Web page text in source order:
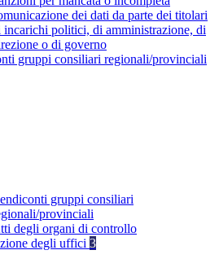
dei dati da parte dei titolari
incarichi politici, di amministrazione, di
o di governo
gruppi consiliari regionali/provinciali
gruppi consiliari
provinciali
degli organi di controllo
degli uffici 3